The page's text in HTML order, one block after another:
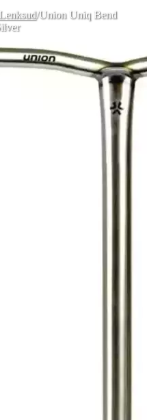
/Union Uniq Bend